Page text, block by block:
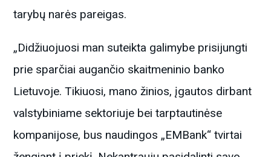
tarybų narės pareigas.
„Didžiuojuosi man suteikta galimybe prisijungti
prie sparčiai augančio skaitmeninio banko
Lietuvoje. Tikiuosi, mano žinios, įgautos dirbant
valstybiniame sektoriuje bei tarptautinėse
kompanijose, bus naudingos „EMBank“ tvirtai